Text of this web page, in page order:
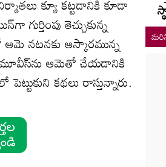
తెచ్చుకున్న
నటనకు ఆస్కారమున్న
ఆమెతో చేయడానికి
కథలు రాస్తున్నారు.